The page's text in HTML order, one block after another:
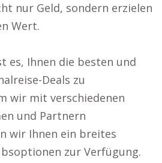
nur Geld, sondern erzielen
Wert.
es, Ihnen die besten und
Deals zu
wir mit verschiedenen
und Partnern
wir Ihnen ein breites
zur Verfügung.